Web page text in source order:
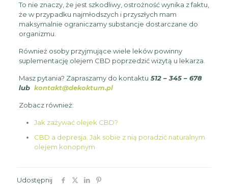
To nie znaczy, że jest szkodliwy, ostrożność wynika z faktu,
że w przypadku najmłodszych i przyszłych mam
maksymalnie ograniczamy substancje dostarczane do
organizmu.
Również osoby przyjmujące wiele leków powinny
suplementację olejem CBD poprzedzić wizytą u lekarza.
Masz pytania? Zapraszamy do kontaktu 512 – 345 – 678
lub kontakt@dekoktum.pl
Zobacz również:
Jak zażywać olejek CBD?
CBD a depresja. Jak sobie z nią poradzić naturalnym
olejem konopnym
Udostępnij